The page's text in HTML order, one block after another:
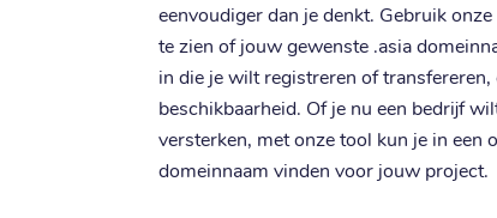
eenvoudiger dan je denkt. Gebruik
te zien of jouw gewenste .asia
in die je wilt registreren of
beschikbaarheid. Of je nu een bedrijf
versterken, met onze tool kun je in een
domeinnaam vinden voor jouw project.